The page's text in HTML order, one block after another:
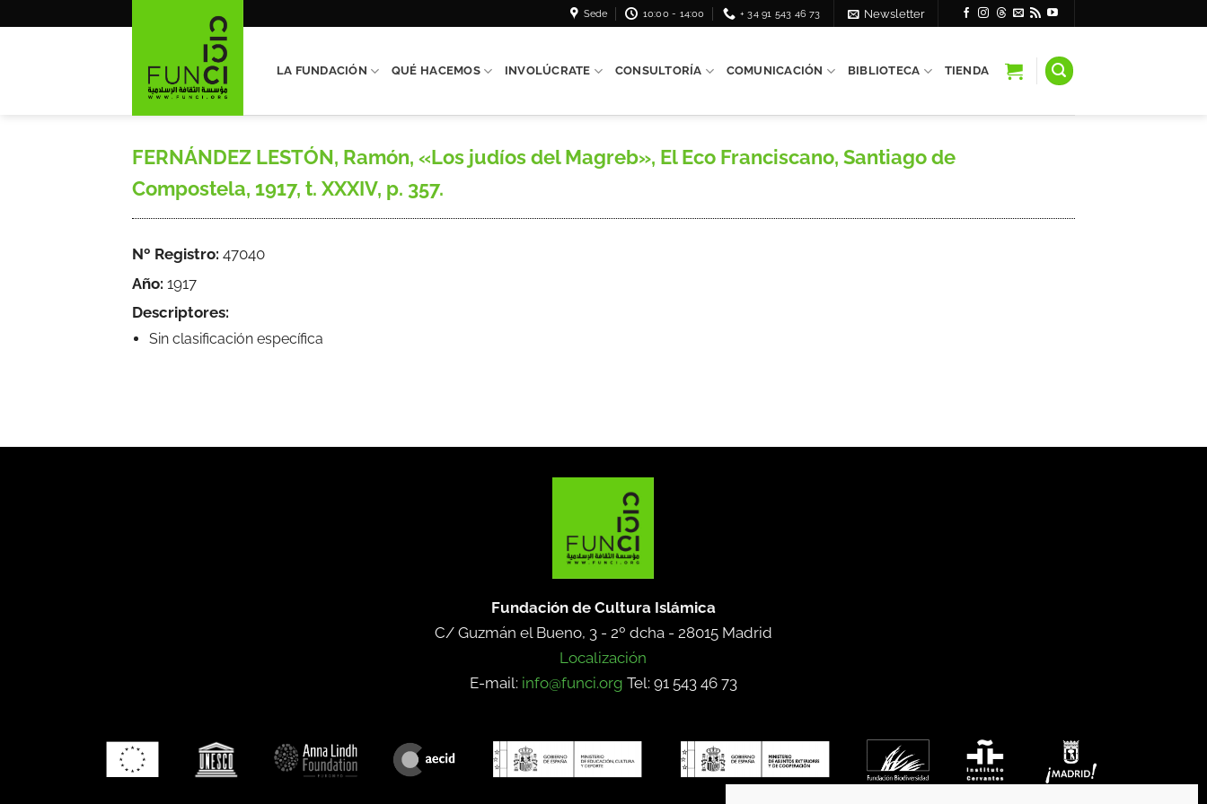
Sede 10:00 - 14:00 + 34 91 543 46 73 Newsletter
LA FUNDACIÓN QUÉ HACEMOS INVOLÚCRATE CONSULTORÍA COMUNICACIÓN BIBLIOTECA TIENDA
FERNÁNDEZ LESTÓN, Ramón, «Los judíos del Magreb», El Eco Franciscano, Santiago de
Compostela, 1917, t. XXXIV, p. 357.
Nº Registro: 47040
Año: 1917
Descriptores:
Sin clasificación específica
Fundación de Cultura Islámica
C/ Guzmán el Bueno, 3 - 2º dcha - 28015 Madrid
Localización
E-mail: info@funci.org Tel: 91 543 46 73